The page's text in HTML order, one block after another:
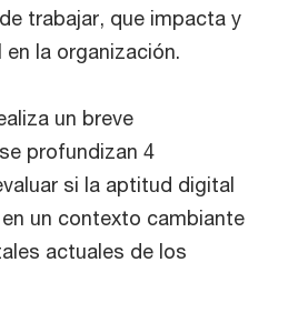
trabajar, que impacta y
la organización.
un breve
profundizan 4
si la aptitud digital
un contexto cambiante
actuales de los